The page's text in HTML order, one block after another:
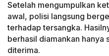
Setelah mengumpulkan
awal, polisi langsung
terhadap tersangka.
berhasil diamankan hanya
diterima.